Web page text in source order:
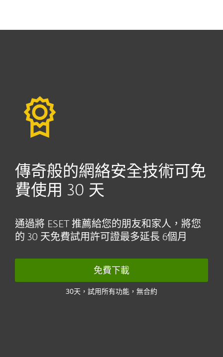
傳奇般的網絡安全技術可免
費使用 30 天
通過將 ESET 推薦給您的朋友和家人，將您
的 30 天免費試用許可證最多延長 6個月
免費下載
30天，試用所有功能，無合約